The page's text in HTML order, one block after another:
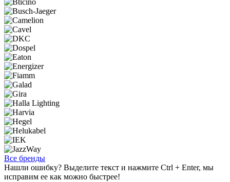
Все бренды
Нашли ошибку? Выделите текст и нажмите Ctrl + Enter, мы
исправим ее как можно быстрее!